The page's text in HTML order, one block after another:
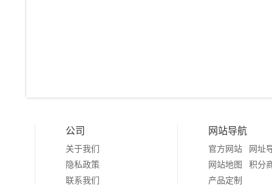
公司
关于我们
隐私政策
联系我们
网站导航
官方网站
网址
网站地图
积分
产品定制